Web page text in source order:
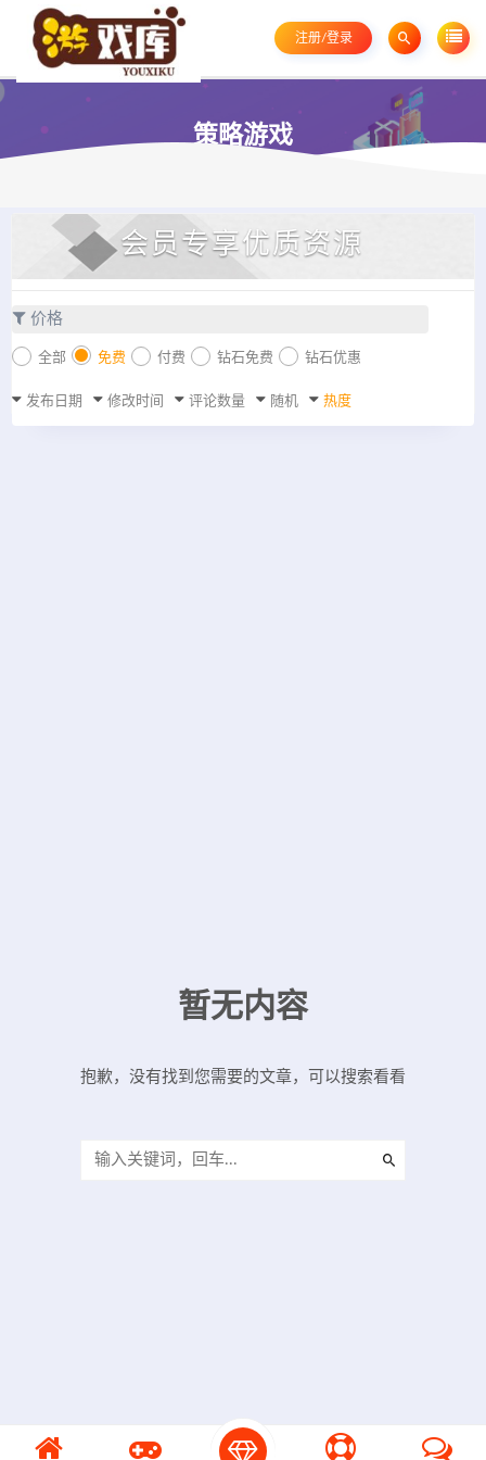
注册/登录
策略游戏
会员专享优质资源
价格
全部 免费 付费 钻石免费 钻石优惠
发布日期 修改时间 评论数量 随机 热度
暂无内容
抱歉，没有找到您需要的文章，可以搜索看看